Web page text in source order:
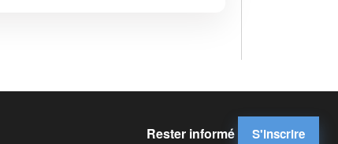
Rester informé S'inscrire